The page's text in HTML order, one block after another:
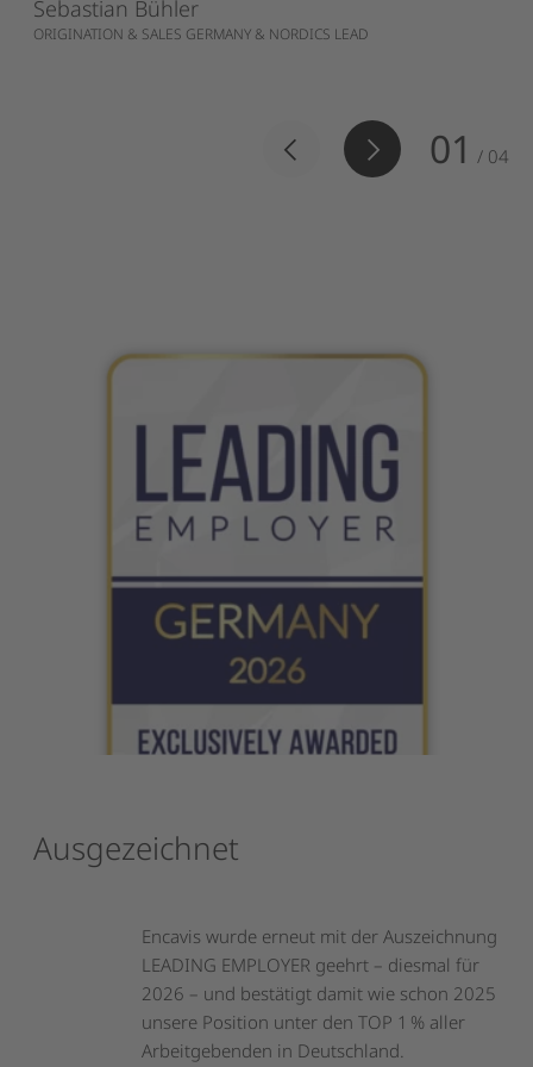
Sebastian Bühler
ORIGINATION & SALES GERMANY & NORDICS LEAD
01 / 04
Ausgezeichnet
Encavis wurde erneut mit der Auszeichnung
LEADING EMPLOYER geehrt – diesmal für
2026 – und bestätigt damit wie schon 2025
unsere Position unter den TOP 1 % aller
Arbeitgebenden in Deutschland.